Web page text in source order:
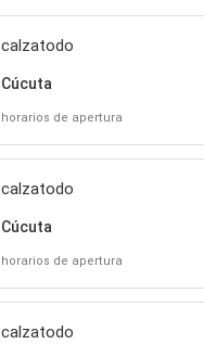
calzatodo
Cúcuta
horarios de apertura
calzatodo
Cúcuta
horarios de apertura
calzatodo